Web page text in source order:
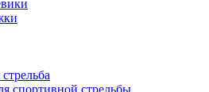
спортивной стрельбы